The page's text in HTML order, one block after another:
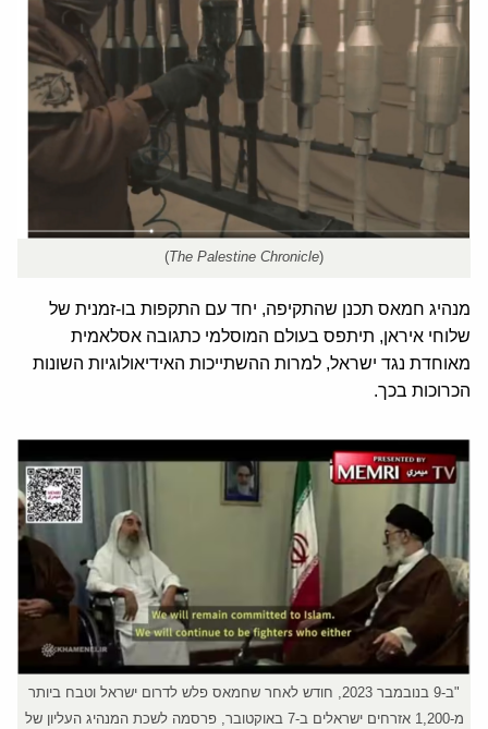
(
The Palestine Chronicle
)
מנהיג חמאס תכנן שהתקיפה, יחד עם התקפות בו-זמנית של
שלוחי איראן, תיתפס בעולם המוסלמי כתגובה אסלאמית
מאוחדת נגד ישראל, למרות ההשתייכות האידיאולוגיות השונות
הכרוכות בכך.
"ב-9 בנובמבר 2023, חודש לאחר שחמאס פלש לדרום ישראל וטבח ביותר
מ-1,200 אזרחים ישראלים ב-7 באוקטובר, פרסמה לשכת המנהיג העליון של